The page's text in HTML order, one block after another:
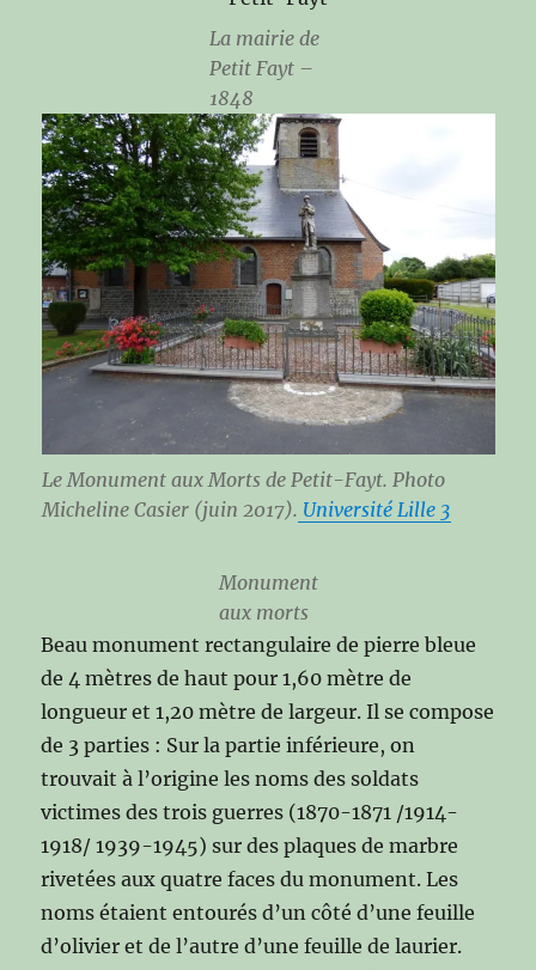
La mairie de
Petit Fayt –
1848
Le Monument aux Morts de Petit-Fayt. Photo
Micheline Casier (juin 2017). Université Lille 3
Monument
aux morts
Beau monument rectangulaire de pierre bleue
de 4 mètres de haut pour 1,60 mètre de
longueur et 1,20 mètre de largeur. Il se compose
de 3 parties : Sur la partie inférieure, on
trouvait à l’origine les noms des soldats
victimes des trois guerres (1870-1871 /1914-
1918/ 1939-1945) sur des plaques de marbre
rivetées aux quatre faces du monument. Les
noms étaient entourés d’un côté d’une feuille
d’olivier et de l’autre d’une feuille de laurier.